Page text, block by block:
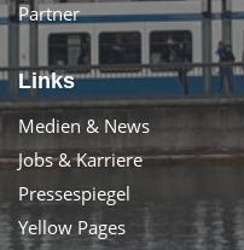
Partner
Links
Medien & News
Jobs & Karriere
Pressespiegel
Yellow Pages